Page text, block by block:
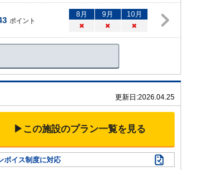
ポイント
8月 9月 10月
×
× ×
更新日:2026.04.25
▶この施設のプラン一覧を見る
ボイス制度に対応